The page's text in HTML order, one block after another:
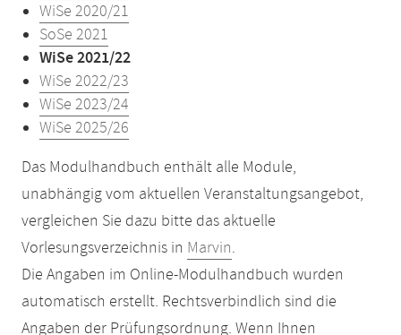
WiSe 2020/21
SoSe 2021
WiSe 2021/22
WiSe 2022/23
WiSe 2023/24
WiSe 2025/26
Das Modulhandbuch enthält alle Module,
unabhängig vom aktuellen Veranstaltungsangebot,
vergleichen Sie dazu bitte das aktuelle
Vorlesungsverzeichnis in Marvin.
Die Angaben im Online-Modulhandbuch wurden
automatisch erstellt. Rechtsverbindlich sind die
Angaben der Prüfungsordnung. Wenn Ihnen